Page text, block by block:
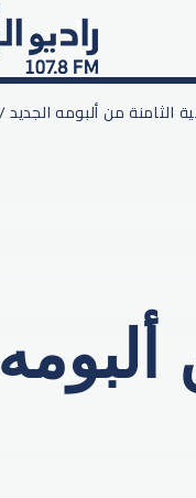
الثامنة من ألبومه الجديد